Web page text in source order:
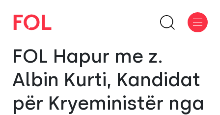
FOL Hapur me z.
Albin Kurti, Kandidat
për Kryeministër nga